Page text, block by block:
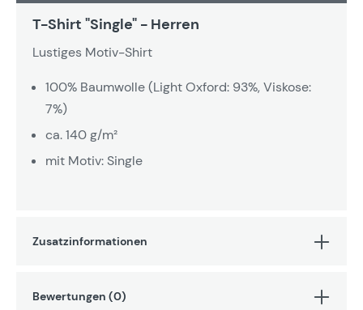
T-Shirt "Single" - Herren
Lustiges Motiv-Shirt
100% Baumwolle (Light Oxford: 93%, Viskose:
7%)
ca. 140 g/m²
mit Motiv: Single
Zusatzinformationen
Bewertungen (0)